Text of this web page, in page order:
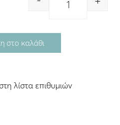
Quantity
στο καλάθι
λίστα επιθυμιών